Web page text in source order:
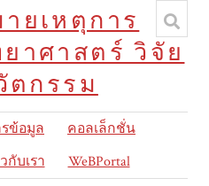
ยเหตุการ
าศาสตร์ วิจัย
ตกรรม
ข้อมูล
คอลเล็กชั่น
กับเรา WeBPortal